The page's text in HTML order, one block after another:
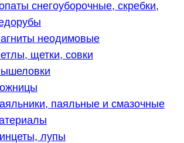
снегоуборочные, скребки,
неодимовые
щетки, совки
паяльные и смазочные
лупы